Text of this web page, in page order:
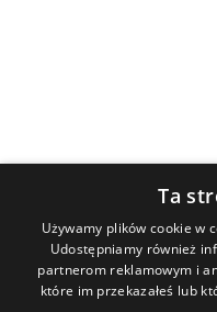
Ta
Używamy plików cookie w
Udostępniamy również
partnerom reklamowym i
które im przekazałeś lub